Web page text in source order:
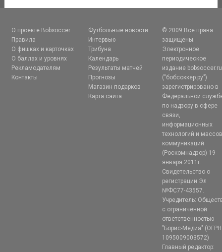
О проекте Bobsoccer
Правила
О фишках и карточках
О баллах и уровнях
Рекламодателям
Контакты
Футбольные новости
Интервью
Трибуна
Календарь
Результаты матчей
Прогнозы
Магазин подарков
Карта сайта
© 2009 Все права
защищены.
Электронное
периодическое
издание bobsoccer.ru
("бобсоккер.ру")
зарегистрировано в
Федеральной
по надзору в сфере
связи,
информационных
технологий и
коммуникаций
(Роскомнадзор) 19
января 2011г.
Свидетельство о
регистрации Эл
№ФС77-43557.
Учредитель:
с ограниченной
ответственностью
"Борис-Медиа" (ОГРН
1095009003572)
Главный редактор: